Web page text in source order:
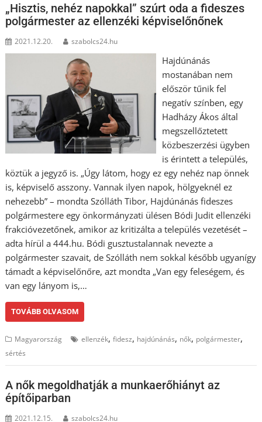
„Hisztis, nehéz napokkal” szúrt oda a fideszes
polgármester az ellenzéki képviselőnőnek
2021.12.20. szabolcs24.hu
Hajdúnánás
mostanában nem
először tűnik fel
negatív színben, egy
Hadházy Ákos által
megszellőztetett
közbeszerzési ügyben
is érintett a település,
köztük a jegyző is. „Úgy látom, hogy ez egy nehéz nap önnek
is, képviselő asszony. Vannak ilyen napok, hölgyeknél ez
nehezebb” – mondta Szólláth Tibor, Hajdúnánás fideszes
polgármestere egy önkormányzati ülésen Bódi Judit ellenzéki
frakcióvezetőnek, amikor az kritizálta a település vezetését –
adta hírül a 444.hu. Bódi gusztustalannak nevezte a
polgármester szavait, de Szólláth nem sokkal később ugyanígy
támadt a képviselőnőre, azt mondta „Van egy feleségem, és
van egy lányom is,…
TOVÁBB OLVASOM
Magyarország ellenzék,fidesz, hajdúnánás, nők, polgármester,
sértés
A nők megoldhatják a munkaerőhiányt az
építőiparban
2021.12.15. szabolcs24.hu